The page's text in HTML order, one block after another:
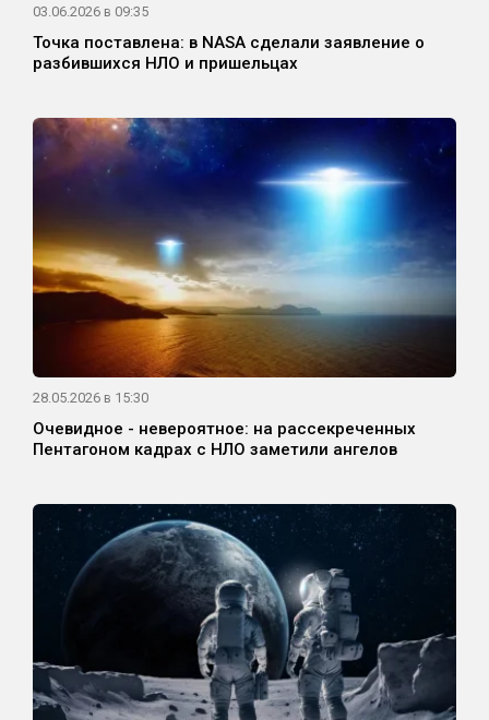
03.06.2026 в 09:35
Точка поставлена: в NASA сделали заявление о
разбившихся НЛО и пришельцах
28.05.2026 в 15:30
Очевидное - невероятное: на рассекреченных
Пентагоном кадрах с НЛО заметили ангелов